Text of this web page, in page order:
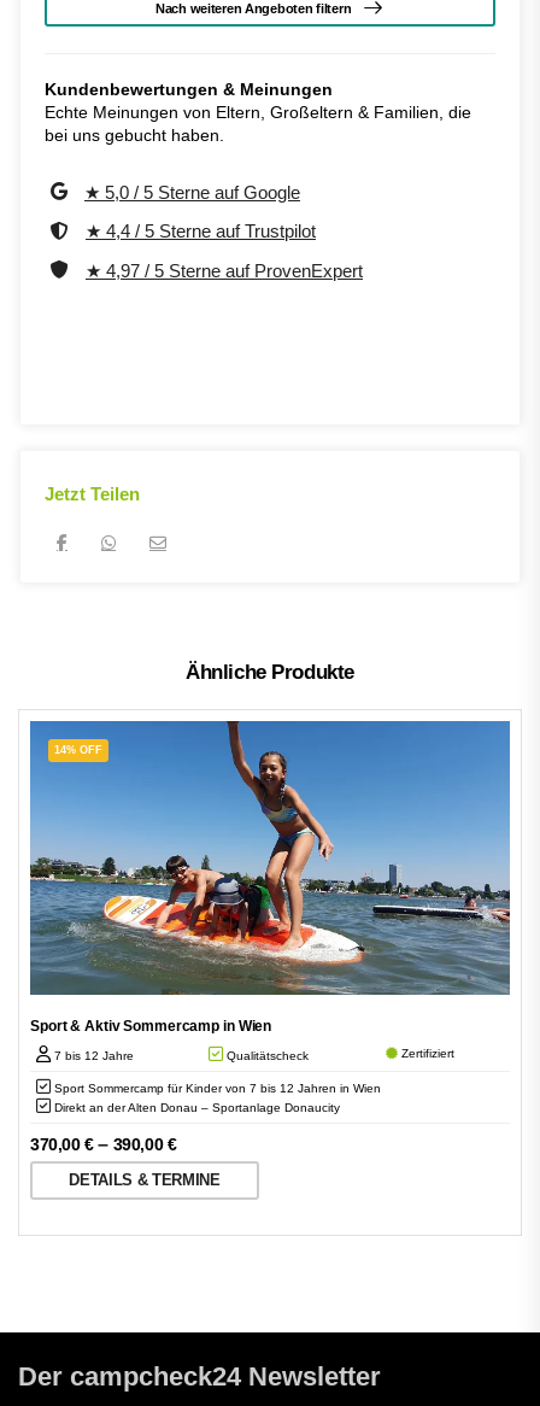
Nach weiteren Angeboten filtern
Kundenbewertungen & Meinungen
Echte Meinungen von Eltern, Großeltern & Familien, die
bei uns gebucht haben.
★ 5,0 / 5 Sterne auf Google
★ 4,4 / 5 Sterne auf Trustpilot
★ 4,97 / 5 Sterne auf ProvenExpert
Jetzt Teilen
Ähnliche Produkte
14% OFF
Sport & Aktiv Sommercamp in Wien
7 bis 12 Jahre Qualitätscheck Zertifiziert
Sport Sommercamp für Kinder von 7 bis 12 Jahren in Wien
Direkt an der Alten Donau – Sportanlage Donaucity
370,00€– 390,00€
DETAILS & TERMINE
Der campcheck24 Newsletter